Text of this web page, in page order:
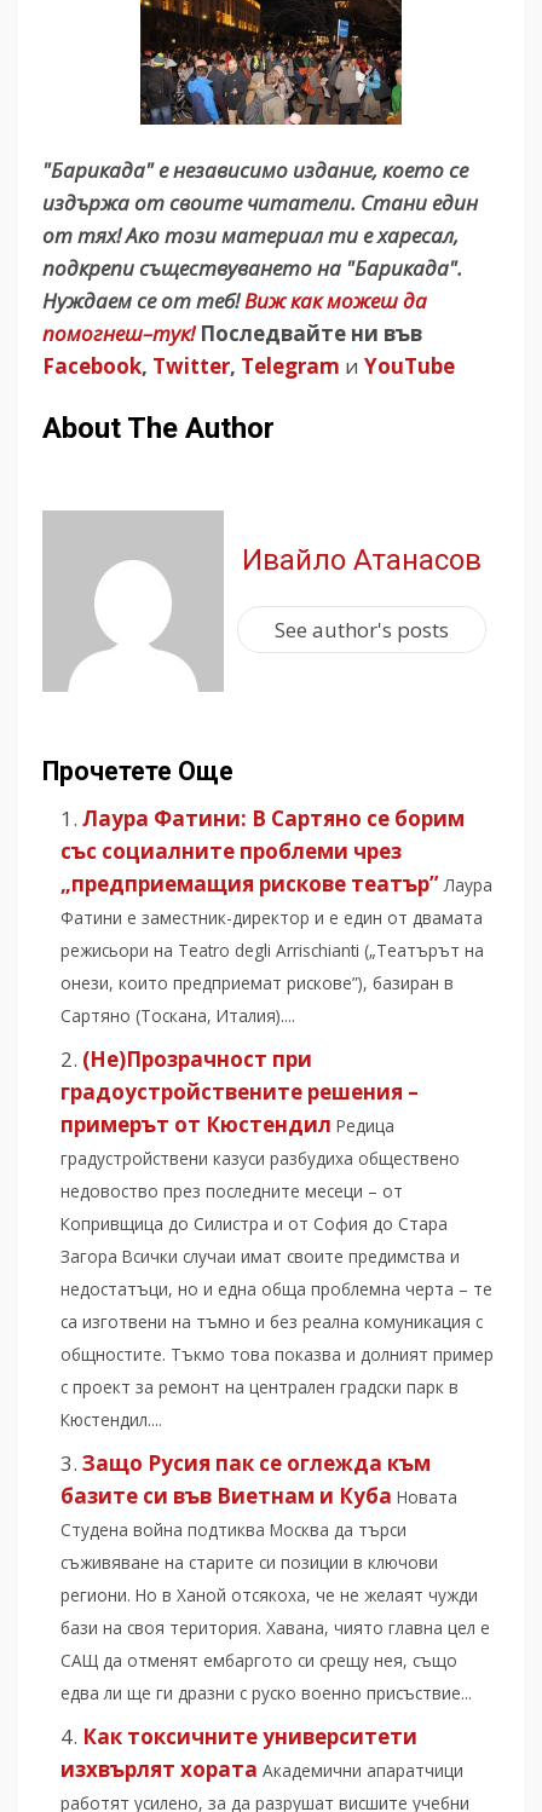
"Барикада" е независимо издание, което се
издържа от своите читатели. Стани един
от тях! Ако този материал ти е харесал,
подкрепи съществуването на "Барикада".
Нуждаем се от теб!Виж как можеш да
помогнеш–тук! Последвайте ни във
Facebook, Twitter, Telegram и YouTube
About The Author
Ивайло Атанасов
See author's posts
Прочетете Още
Лаура Фатини: В Сартяно се борим
със социалните проблеми чрез
„предприемащия рискове театър” Лаура
Фатини е заместник-директор и е един от двамата
режисьори на Teatro degli Arrischianti („Театърът на
онези, които предприемат рискове”), базиран в
Сартяно (Тоскана, Италия)....
(Не)Прозрачност при
градоустройствените решения –
примерът от Кюстендил Редица
градустройствени казуси разбудиха обществено
недовоство през последните месеци – от
Копривщица до Силистра и от София до Стара
Загора Всички случаи имат своите предимства и
недостатъци, но и една обща проблемна черта – те
са изготвени на тъмно и без реална комуникация с
общностите. Тъкмо това показва и долният пример
с проект за ремонт на централен градски парк в
Кюстендил....
Защо Русия пак се оглежда към
базите си във Виетнам и Куба Новата
Студена война подтиква Москва да търси
съживяване на старите си позиции в ключови
региони. Но в Ханой отсякоха, че не желаят чужди
бази на своя територия. Хавана, чиято главна цел е
САЩ да отменят ембаргото си срещу нея, също
едва ли ще ги дразни с руско военно присъствие...
Как токсичните университети
изхвърлят хората Академични апаратчици
работят усилено, за да разрушат висшите учебни